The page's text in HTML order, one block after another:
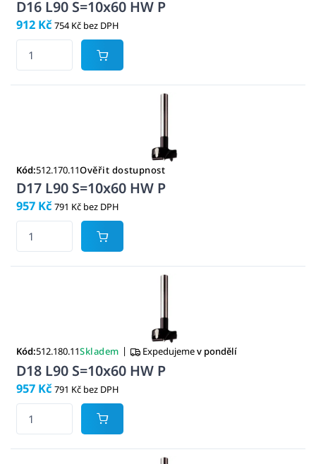
D16 L90 S=10x60 HW P
912 Kč 754 Kč bez DPH
Kód:512.170.11Ověřit dostupnost
D17 L90 S=10x60 HW P
957 Kč 791 Kč bez DPH
Kód:512.180.11Skladem | Expedujemev pondělí
D18 L90 S=10x60 HW P
957 Kč 791 Kč bez DPH